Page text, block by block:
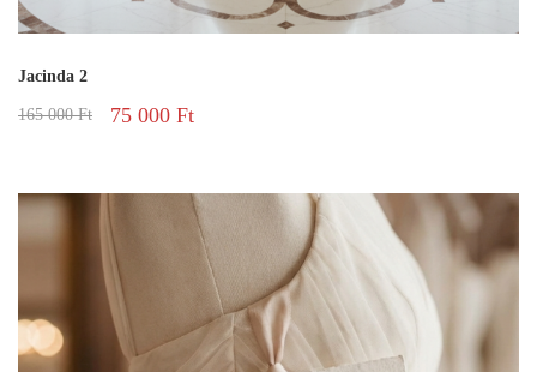
Jacinda 2
165 000Ft 75 000 Ft